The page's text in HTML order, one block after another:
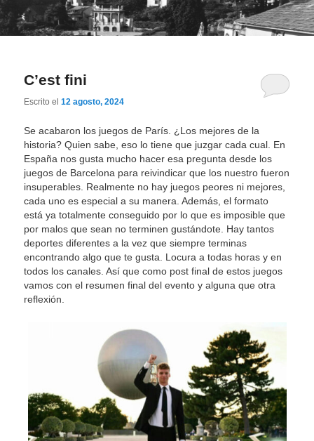
C’est fini
Escrito el12 agosto, 2024
Se acabaron los juegos de París. ¿Los mejores de la
historia? Quien sabe, eso lo tiene que juzgar cada cual. En
España nos gusta mucho hacer esa pregunta desde los
juegos de Barcelona para reivindicar que los nuestro fueron
insuperables. Realmente no hay juegos peores ni mejores,
cada uno es especial a su manera. Además, el formato
está ya totalmente conseguido por lo que es imposible que
por malos que sean no terminen gustándote. Hay tantos
deportes diferentes a la vez que siempre terminas
encontrando algo que te gusta. Locura a todas horas y en
todos los canales. Así que como post final de estos juegos
vamos con el resumen final del evento y alguna que otra
reflexión.